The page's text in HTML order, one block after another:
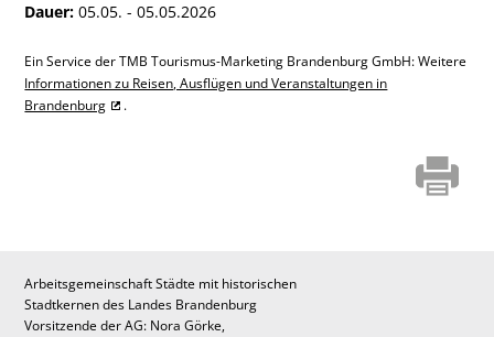
Dauer: 05.05. - 05.05.2026
Ein Service der TMB Tourismus-Marketing Brandenburg GmbH: Weitere
Informationen zu Reisen, Ausflügen und Veranstaltungen in
Brandenburg
.
Arbeitsgemeinschaft Städte mit historischen
Stadtkernen des Landes Brandenburg
Vorsitzende der AG: Nora Görke,